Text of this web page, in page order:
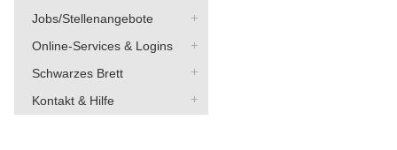
Jobs/Stellenangebote
Online-Services & Logins
Schwarzes Brett
Kontakt & Hilfe